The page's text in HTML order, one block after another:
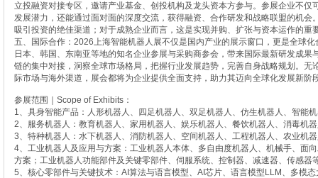
立投融资对接专区，邀请产业基金、创投机构及龙头资本方参与。参展企业不仅
发展潜力，还能通过面对面的深度交流，获得融资、合作研发和战略联盟的机会
吸引投资的绝佳渠道；对于成熟企业而言，这是实现并购、扩张与资本运作的重
五、国际合作：2026上海智能机器人展不仅是国内产业的展示窗口，更是全球
日本、韩国、东南亚等地的知名企业参展与采购商参会，带来国际最新研发成果
链的集中对接，洞察全球市场格局，把握行业发展趋势，完善自身战略规划。无
际市场与海外渠道，展会都将为企业提供全面支持，助力其迈向全球化发展新阶
参展范围｜Scope of Exhibits：
1、具身智能产品：人形机器人、四足机器人、双足机器人、仿生机器人、智能
2、服务机器人：教育机器人、家用机器人、娱乐机器人、餐饮机器人、消毒机
3、特种机器人：水下机器人、消防机器人、空间机器人、工程机器人、农业机
4、工业机器人及应用与方案：工业机器人本体、多自由度机器人、机械手、面
方案；工业机器人功能部件及关键零部件、伺服系统、控制器、减速器、传感器
5、核心零部件与关键技术：AI算法与语言模型、AI芯片、语言模型LLM、多模